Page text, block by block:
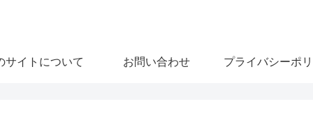
サイトについて お問い合わせ プライバシーポ